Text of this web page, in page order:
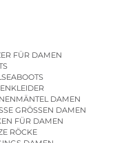
FÜR DAMEN
DAMEN
GRÖSSEN DAMEN
FÜR DAMEN
RÖCKE